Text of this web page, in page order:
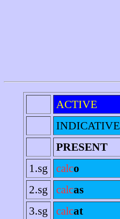
ACTIVE
INDICATIVE
PRESENT
1.sg
calco
2.sg
calcas
3.sg
calcat